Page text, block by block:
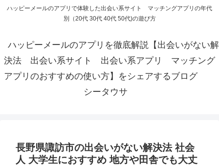
ハッピーメールのアプリで体験した出会い系サイト マッチングアプリの年代
別（20代 30代 40代 50代)の遊び方
ハッピーメールのアプリを徹底解説【出会いがない解
決法 出会い系サイト 出会い系アプリ マッチング
アプリのおすすめの使い方】をシェアするブログ
シータウサ
長野県諏訪市の出会いがない解決法 社会
人 大学生におすすめ 地方や田舎でも大丈